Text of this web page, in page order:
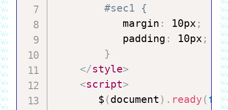
           margin
: 10px ;
           padding
: 10px ;
}
</style>
<script>
       $
(document ) . ready (